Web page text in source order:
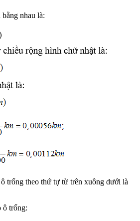
nhau là:
trống theo thứ tự từ trên xuông dưới là
ô trống: